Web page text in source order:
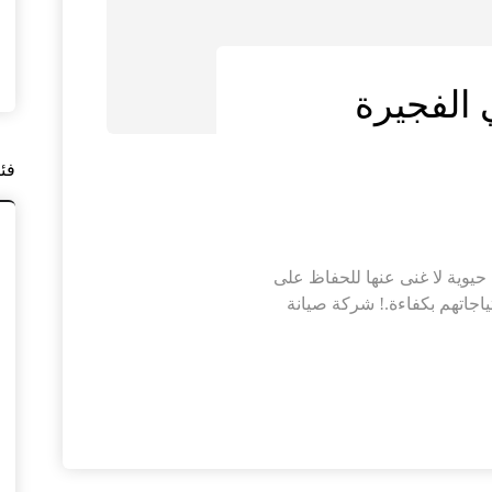
لا غنى عنها للحفاظ على
بكفاءة.! شركة صيانة